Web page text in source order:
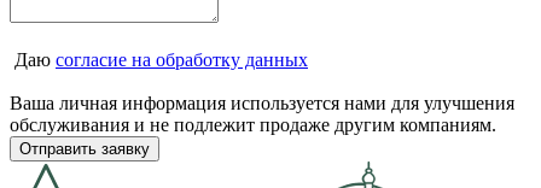
Даю согласие на обработку данных
Ваша личная информация используется нами для улучшения
обслуживания и не подлежит продаже другим компаниям.